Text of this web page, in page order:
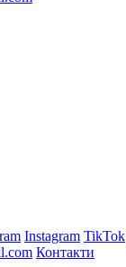
Instagram TikTok
Контакти